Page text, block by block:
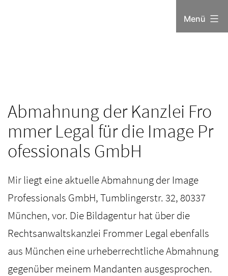
Menü
Abmahnung der Kanzlei Fro
mmer Legal für die Image Pr
ofessionals GmbH
Mir liegt eine aktuelle Abmahnung der Image
Professionals GmbH, Tumblingerstr. 32, 80337
München, vor. Die Bildagentur hat über die
Rechtsanwaltskanzlei Frommer Legal ebenfalls
aus München eine urheberrechtliche Abmahnung
gegenüber meinem Mandanten ausgesprochen.